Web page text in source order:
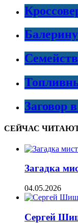
Заговор
СЕЙЧАС
Загадка
04.05.2026
Сергей